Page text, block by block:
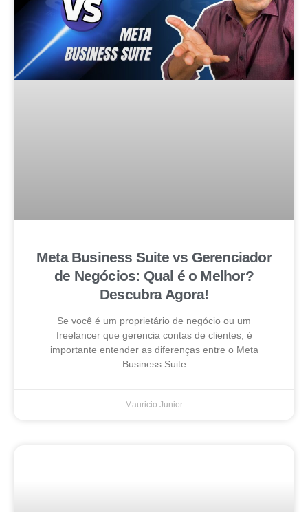
Meta Business Suite vs Gerenciador
de Negócios: Qual é o Melhor?
Descubra Agora!
Se você é um proprietário de negócio ou um
freelancer que gerencia contas de clientes, é
importante entender as diferenças entre o Meta
Business Suite
Mauricio Junior